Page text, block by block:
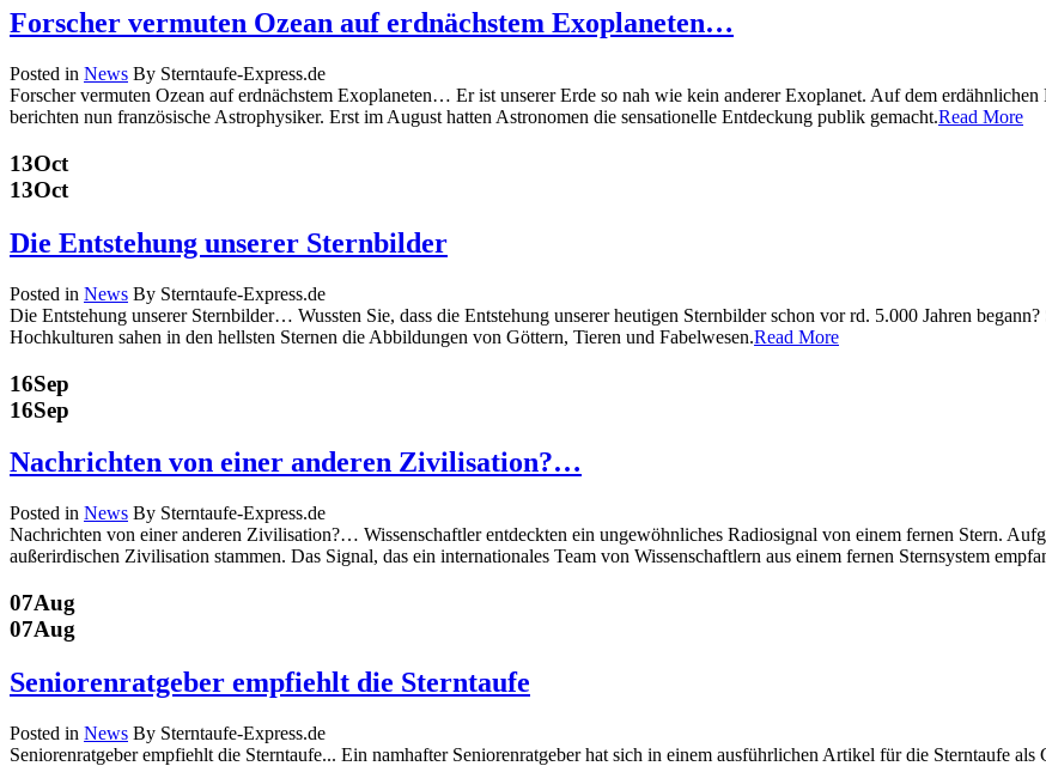
Forscher vermuten Ozean auf erdnächstem Exoplaneten…
Posted in News By Sterntaufe-Express.de
Forscher vermuten Ozean auf erdnächstem Exoplaneten… Er ist unserer Erde so nah wie kein anderer Exoplanet. Auf dem
berichten nun französische Astrophysiker. Erst im August hatten Astronomen die sensationelle Entdeckung publik gemacht.Read More
13Oct
13Oct
Die Entstehung unserer Sternbilder
Posted in News By Sterntaufe-Express.de
Die Entstehung unserer Sternbilder… Wussten Sie, dass die Entstehung unserer heutigen Sternbilder schon vor rd. 5.000 Jahren
Hochkulturen sahen in den hellsten Sternen die Abbildungen von Göttern, Tieren und Fabelwesen.Read More
16Sep
16Sep
Nachrichten von einer anderen Zivilisation?…
Posted in News By Sterntaufe-Express.de
Nachrichten von einer anderen Zivilisation?… Wissenschaftler entdeckten ein ungewöhnliches Radiosignal von einem fernen Stern.
außerirdischen Zivilisation stammen. Das Signal, das ein internationales Team von Wissenschaftlern aus einem fernen Sternsystem
07Aug
07Aug
Seniorenratgeber empfiehlt die Sterntaufe
Posted in News By Sterntaufe-Express.de
Seniorenratgeber empfiehlt die Sterntaufe... Ein namhafter Seniorenratgeber hat sich in einem ausführlichen Artikel für die Sterntaufe als